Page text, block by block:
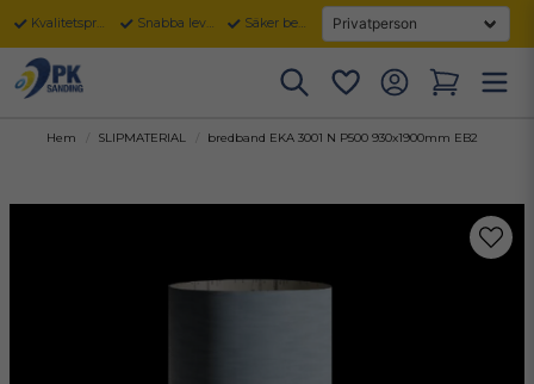
Kvalitetsprodukter Snabba leveranser Säker betalning
Hem SLIPMATERIAL bredband EKA 3001 N P500 930x1900mm EB2